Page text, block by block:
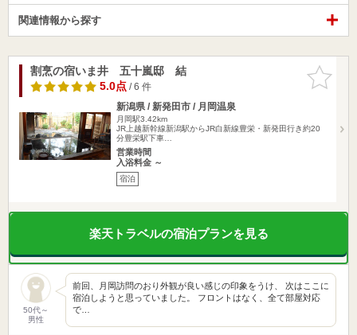
関連情報から探す
お気に入
りに追加
割烹の宿いま井 五十嵐邸 結
5.0点/ 6 件
新潟県 / 新発田市 / 月岡温泉
月岡駅3.42km
JR上越新幹線新潟駅からJR白新線豊栄・新発田行き約20
分豊栄駅下車…
営業時間
入浴料金 ～
宿泊
楽天トラベルの宿泊プランを見る
50代～
男性
前回、月岡訪問のおり外観が良い感じの印象をうけ、 次はここに
宿泊しようと思っていました。 フロントはなく、全て部屋対応
で…